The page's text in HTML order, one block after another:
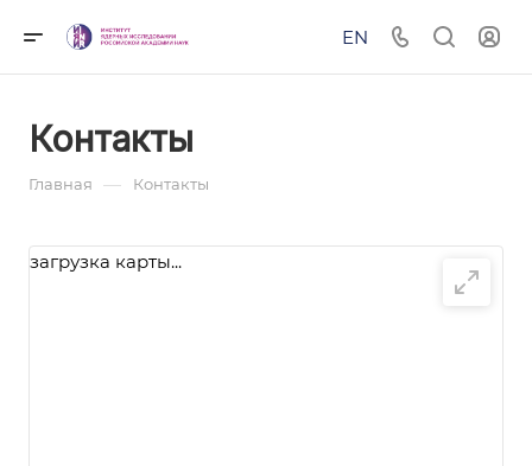
EN
Контакты
Главная — Контакты
загрузка карты...